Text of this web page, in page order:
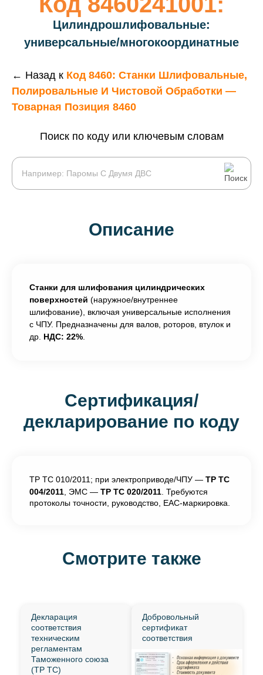
Цилиндрошлифовальные:
универсальные/многокоординатные
← Назад к Код 8460: Станки Шлифовальные,
Полировальные И Чистовой Обработки —
Товарная Позиция 8460
Поиск по коду или ключевым словам
Описание
Станки для шлифования цилиндрических
поверхностей (наружное/внутреннее
шлифование), включая универсальные исполнения
с ЧПУ. Предназначены для валов, роторов, втулок и
др. НДС: 22%
Сертификация/
декларирование по коду
ТР ТС 010/2011; при электроприводе/ЧПУ — ТР ТС
004/2011 , ЭМС — ТР ТС 020/2011 . Требуются
протоколы точности, руководство, ЕАС-маркировка.
Смотрите также
Декларация
соответствия
техническим
регламентам
Таможенного союза
(ТР ТС)
Добровольный
сертификат
соответствия